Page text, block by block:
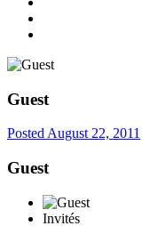
Guest
PostedAugust 22, 2011
Guest
Invités